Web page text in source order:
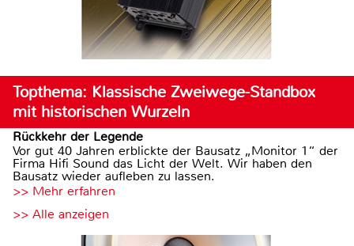
Topthema: Klassische Zweiwege-Standbox
mit historischen Wurzeln
Rückkehr der Legende
Vor gut 40 Jahren erblickte der Bausatz „Monitor 1“ der
Firma Hifi Sound das Licht der Welt. Wir haben den
Bausatz wieder aufleben zu lassen.
>> Mehr erfahren
>> Alle anzeigen